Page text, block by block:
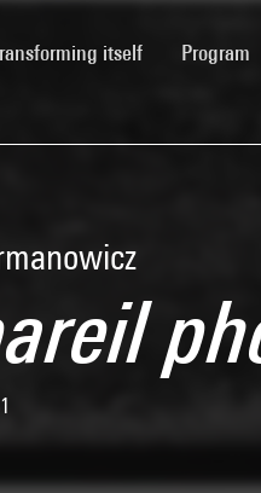
itself(current)Program